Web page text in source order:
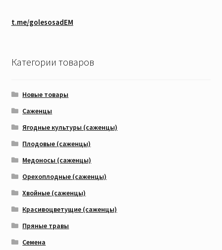
t.me/golesosadEM
Категории товаров
Новые товары
Саженцы
Ягодные культуры (саженцы)
Плодовые (саженцы)
Медоносы (саженцы)
Орехоплодные (саженцы)
Хвойные (саженцы)
Красивоцветущие (саженцы)
Пряные травы
Семена